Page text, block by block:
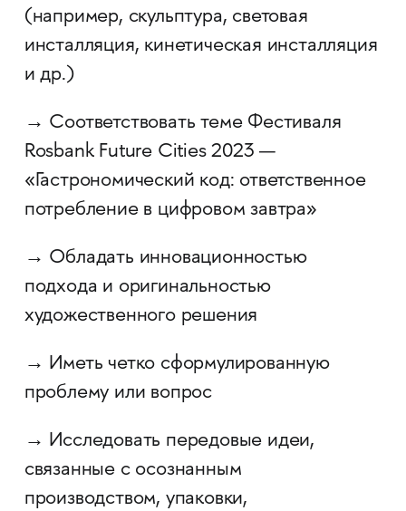
(например, скульптура, световая
инсталляция, кинетическая инсталляция
и др.)
→ Соответствовать теме Фестиваля
Rosbank Future Cities 2023 —
«Гастрономический код: ответственное
потребление в цифровом завтра»
→ Обладать инновационностью
подхода и оригинальностью
художественного решения
→ Иметь четко сформулированную
проблему или вопрос
→ Исследовать передовые идеи,
связанные с осознанным
производством, упаковки,